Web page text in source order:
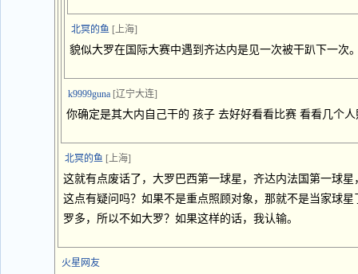
北冥的鱼 [上海]
貌似大罗在国际大赛中遇到齐达内是见一次被干趴下一次
k9999guna [辽宁大连]
你确定是其大内自己干的 孩子 去好好看看比赛 看看几个
北冥的鱼 [上海]
这就有点废话了，大罗巴西第一球星，齐达内法国第一球
这点有疑问吗？如果不是重点照顾对象，那就不是当家球
罗多，所以不如大罗？如果这样的话，我认输。
火星网友